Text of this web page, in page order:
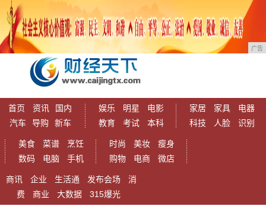
广告
首页 资讯
国内
汽车
导购 新车
娱乐 明星
电影
教育
考试 本科
家居 家具
电器
科技
人脸 识别
美食 菜谱
烹饪
数码
电脑 手机
时尚 美妆
瘦身
购物
电商 微店
商讯 企业 生活通 发布会场
消
费
商业 大数据 315爆光